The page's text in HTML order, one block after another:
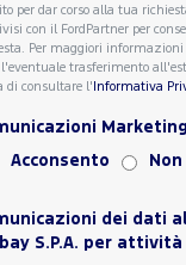
per dar corso alla tua
con il FordPartner per
sul trattamento dei tuoi
trasferimento
di consultare l' Informativa
Acconsento
dei dati
S.P.A. per